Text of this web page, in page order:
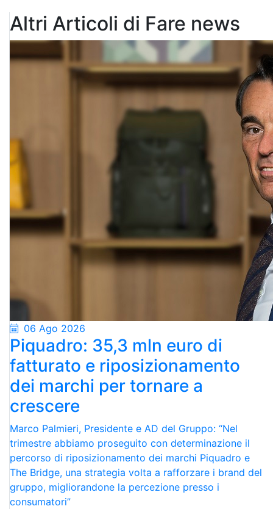
Altri Articoli di Fare news
06 Ago 2026
Piquadro: 35,3 mln euro di
fatturato e riposizionamento
dei marchi per tornare a
crescere
Marco Palmieri, Presidente e AD del Gruppo: “Nel
trimestre abbiamo proseguito con determinazione il
percorso di riposizionamento dei marchi Piquadro e
The Bridge, una strategia volta a rafforzare i brand del
gruppo, migliorandone la percezione presso i
consumatori”